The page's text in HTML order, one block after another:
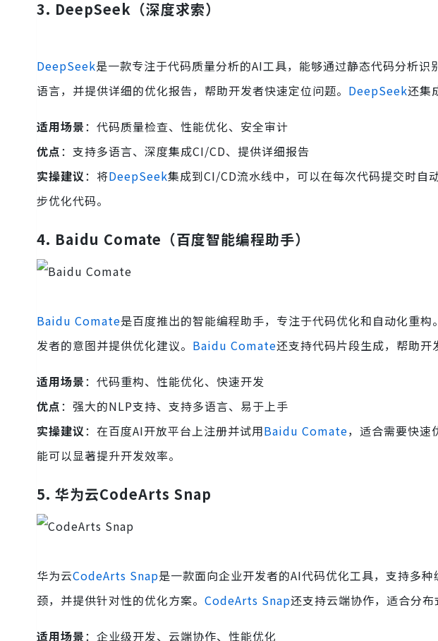
3. DeepSeek（深度求索）
DeepSeek是一款专注于代码质量分析的AI工具，能够通过静态代码分析
语言，并提供详细的优化报告，帮助开发者快速定位问题。 DeepSeek还集
适用场景：代码质量检查、性能优化、安全审计
优点：支持多语言、深度集成CI/CD、提供详细报告
实操建议：将DeepSeek集成到CI/CD流水线中，可以在每次代码提交时自
步优化代码。
4. Baidu Comate（百度智能编程助手）
Baidu Comate是百度推出的智能编程助手，专注于代码优化和自动化重
发者的意图并提供优化建议。 Baidu Comate还支持代码片段生成，帮助开
适用场景：代码重构、性能优化、快速开发
优点：强大的NLP支持、支持多语言、易于上手
实操建议：在百度AI开放平台上注册并试用Baidu Comate，适合需要快
能可以显著提升开发效率。
5. 华为云CodeArts Snap
华为云CodeArts Snap是一款面向企业开发者的AI代码优化工具，支持多
颈，并提供针对性的优化方案。 CodeArts Snap还支持云端协作，适合分布
适用场景：企业级开发、云端协作、性能优化